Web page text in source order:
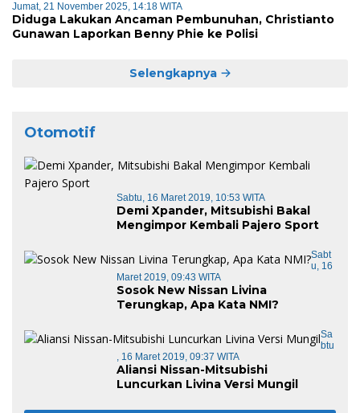
Jumat, 21 November 2025, 14:18 WITA
Diduga Lakukan Ancaman Pembunuhan, Christianto
Gunawan Laporkan Benny Phie ke Polisi
Selengkapnya
Otomotif
Sabtu, 16 Maret 2019, 10:53 WITA
Demi Xpander, Mitsubishi Bakal
Mengimpor Kembali Pajero Sport
Sabt
U, 16
Maret 2019, 09:43 WITA
Sosok New Nissan Livina
Terungkap, Apa Kata NMI?
Sa
Btu
, 16 Maret 2019, 09:37 WITA
Aliansi Nissan-Mitsubishi
Luncurkan Livina Versi Mungil